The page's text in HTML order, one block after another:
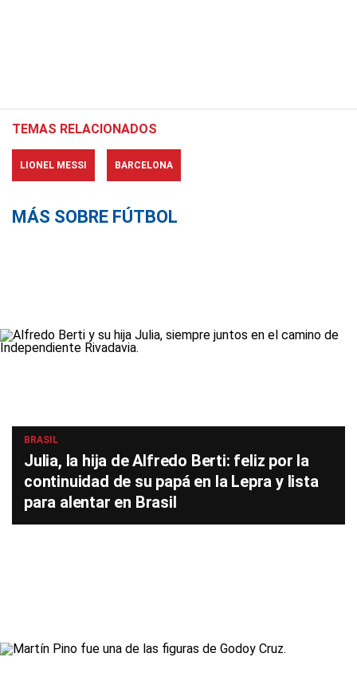
TEMAS RELACIONADOS
LIONEL MESSI BARCELONA
MÁS SOBRE FÚTBOL
BRASIL
Julia, la hija de Alfredo Berti: feliz por la
continuidad de su papá en la Lepra y lista
para alentar en Brasil